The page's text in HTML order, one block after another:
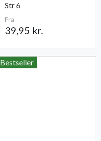
Str 6
Fra
39,95 kr.
Bestseller